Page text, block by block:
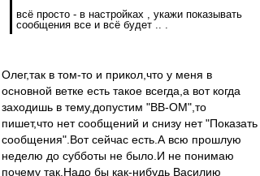
всё просто - в настройках , укажи показывать
сообщения все и всё будет .. .
Олег,так в том-то и прикол,что у меня в
основной ветке есть такое всегда,а вот когда
заходишь в тему,допустим "ВВ-ОМ",то
пишет,что нет сообщений и снизу нет "Показать
сообщения".Вот сейчас есть.А всю прошлую
неделю до субботы не было.И не понимаю
почему так.Надо бы как-нибудь Василию